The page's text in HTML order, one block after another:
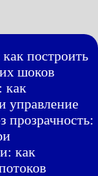
построить
шоков
как
управление
прозрачность:
как